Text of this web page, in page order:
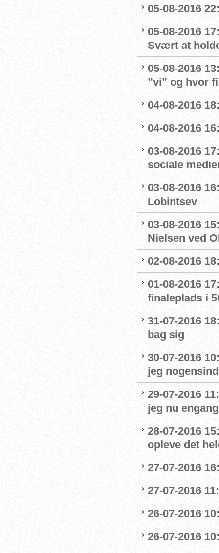
05-08-2016
05-08-2016
Svært at
05-08-2016
”vi” og hvor
04-08-2016
04-08-2016
03-08-2016
sociale
03-08-2016
Lobintsev
03-08-2016
Nielsen ved
02-08-2016
01-08-2016
finaleplads i
31-07-2016
bag sig
30-07-2016
jeg
29-07-2016
jeg nu
28-07-2016
opleve det
27-07-2016
27-07-2016
26-07-2016
26-07-2016